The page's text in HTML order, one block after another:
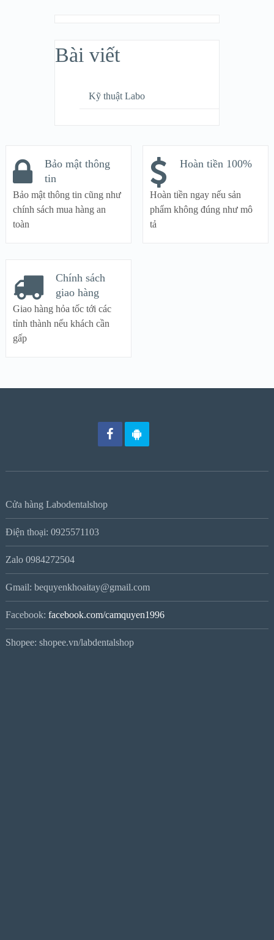
Bài viết
Kỹ thuật Labo
Bảo mật thông
tin
Bảo mật thông tin cũng như
chính sách mua hàng an
toàn
Hoàn tiền 100%
Hoàn tiền ngay nếu sản
phẩm không đúng như mô
tả
Chính sách
giao hàng
Giao hàng hỏa tốc tới các
tỉnh thành nếu khách cần
gấp
Cửa hàng Labodentalshop
Điện thoại: 0925571103
Zalo 0984272504
Gmail: bequyenkhoaitay@gmail.com
Facebook: facebook.com/camquyen1996
Shopee: shopee.vn/labdentalshop